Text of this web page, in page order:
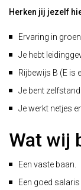
Herken jij jezelf
Ervaring in
Je hebt
Rijbewijs B (E is
Je bent
Je werkt netjes
Wat wij
Een vaste baan.
Een goed